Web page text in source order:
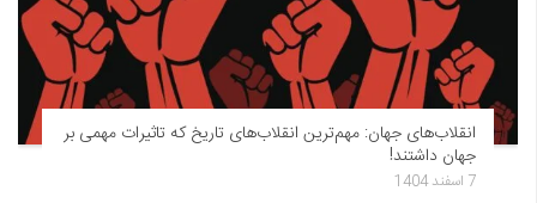
انقلاب‌های جهان: مهم‌ترین انقلاب‌های تاریخ که تاثیرات مهمی بر
جهان داشتند!
7 اسفند 1404